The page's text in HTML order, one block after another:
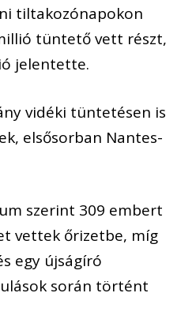
tiltakozónapokon
tüntető vett részt,
jelentette.
vidéki tüntetésen is
elsősorban Nantes-
szerint 309 embert
vettek őrizetbe, míg
egy újságíró
során történt